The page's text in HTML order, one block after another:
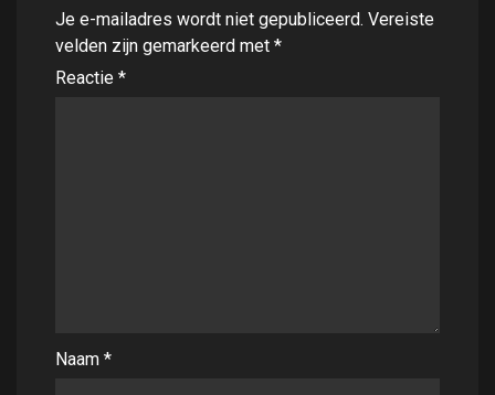
Je e-mailadres wordt niet gepubliceerd. Vereiste
velden zijn gemarkeerd met *
Reactie *
Naam *